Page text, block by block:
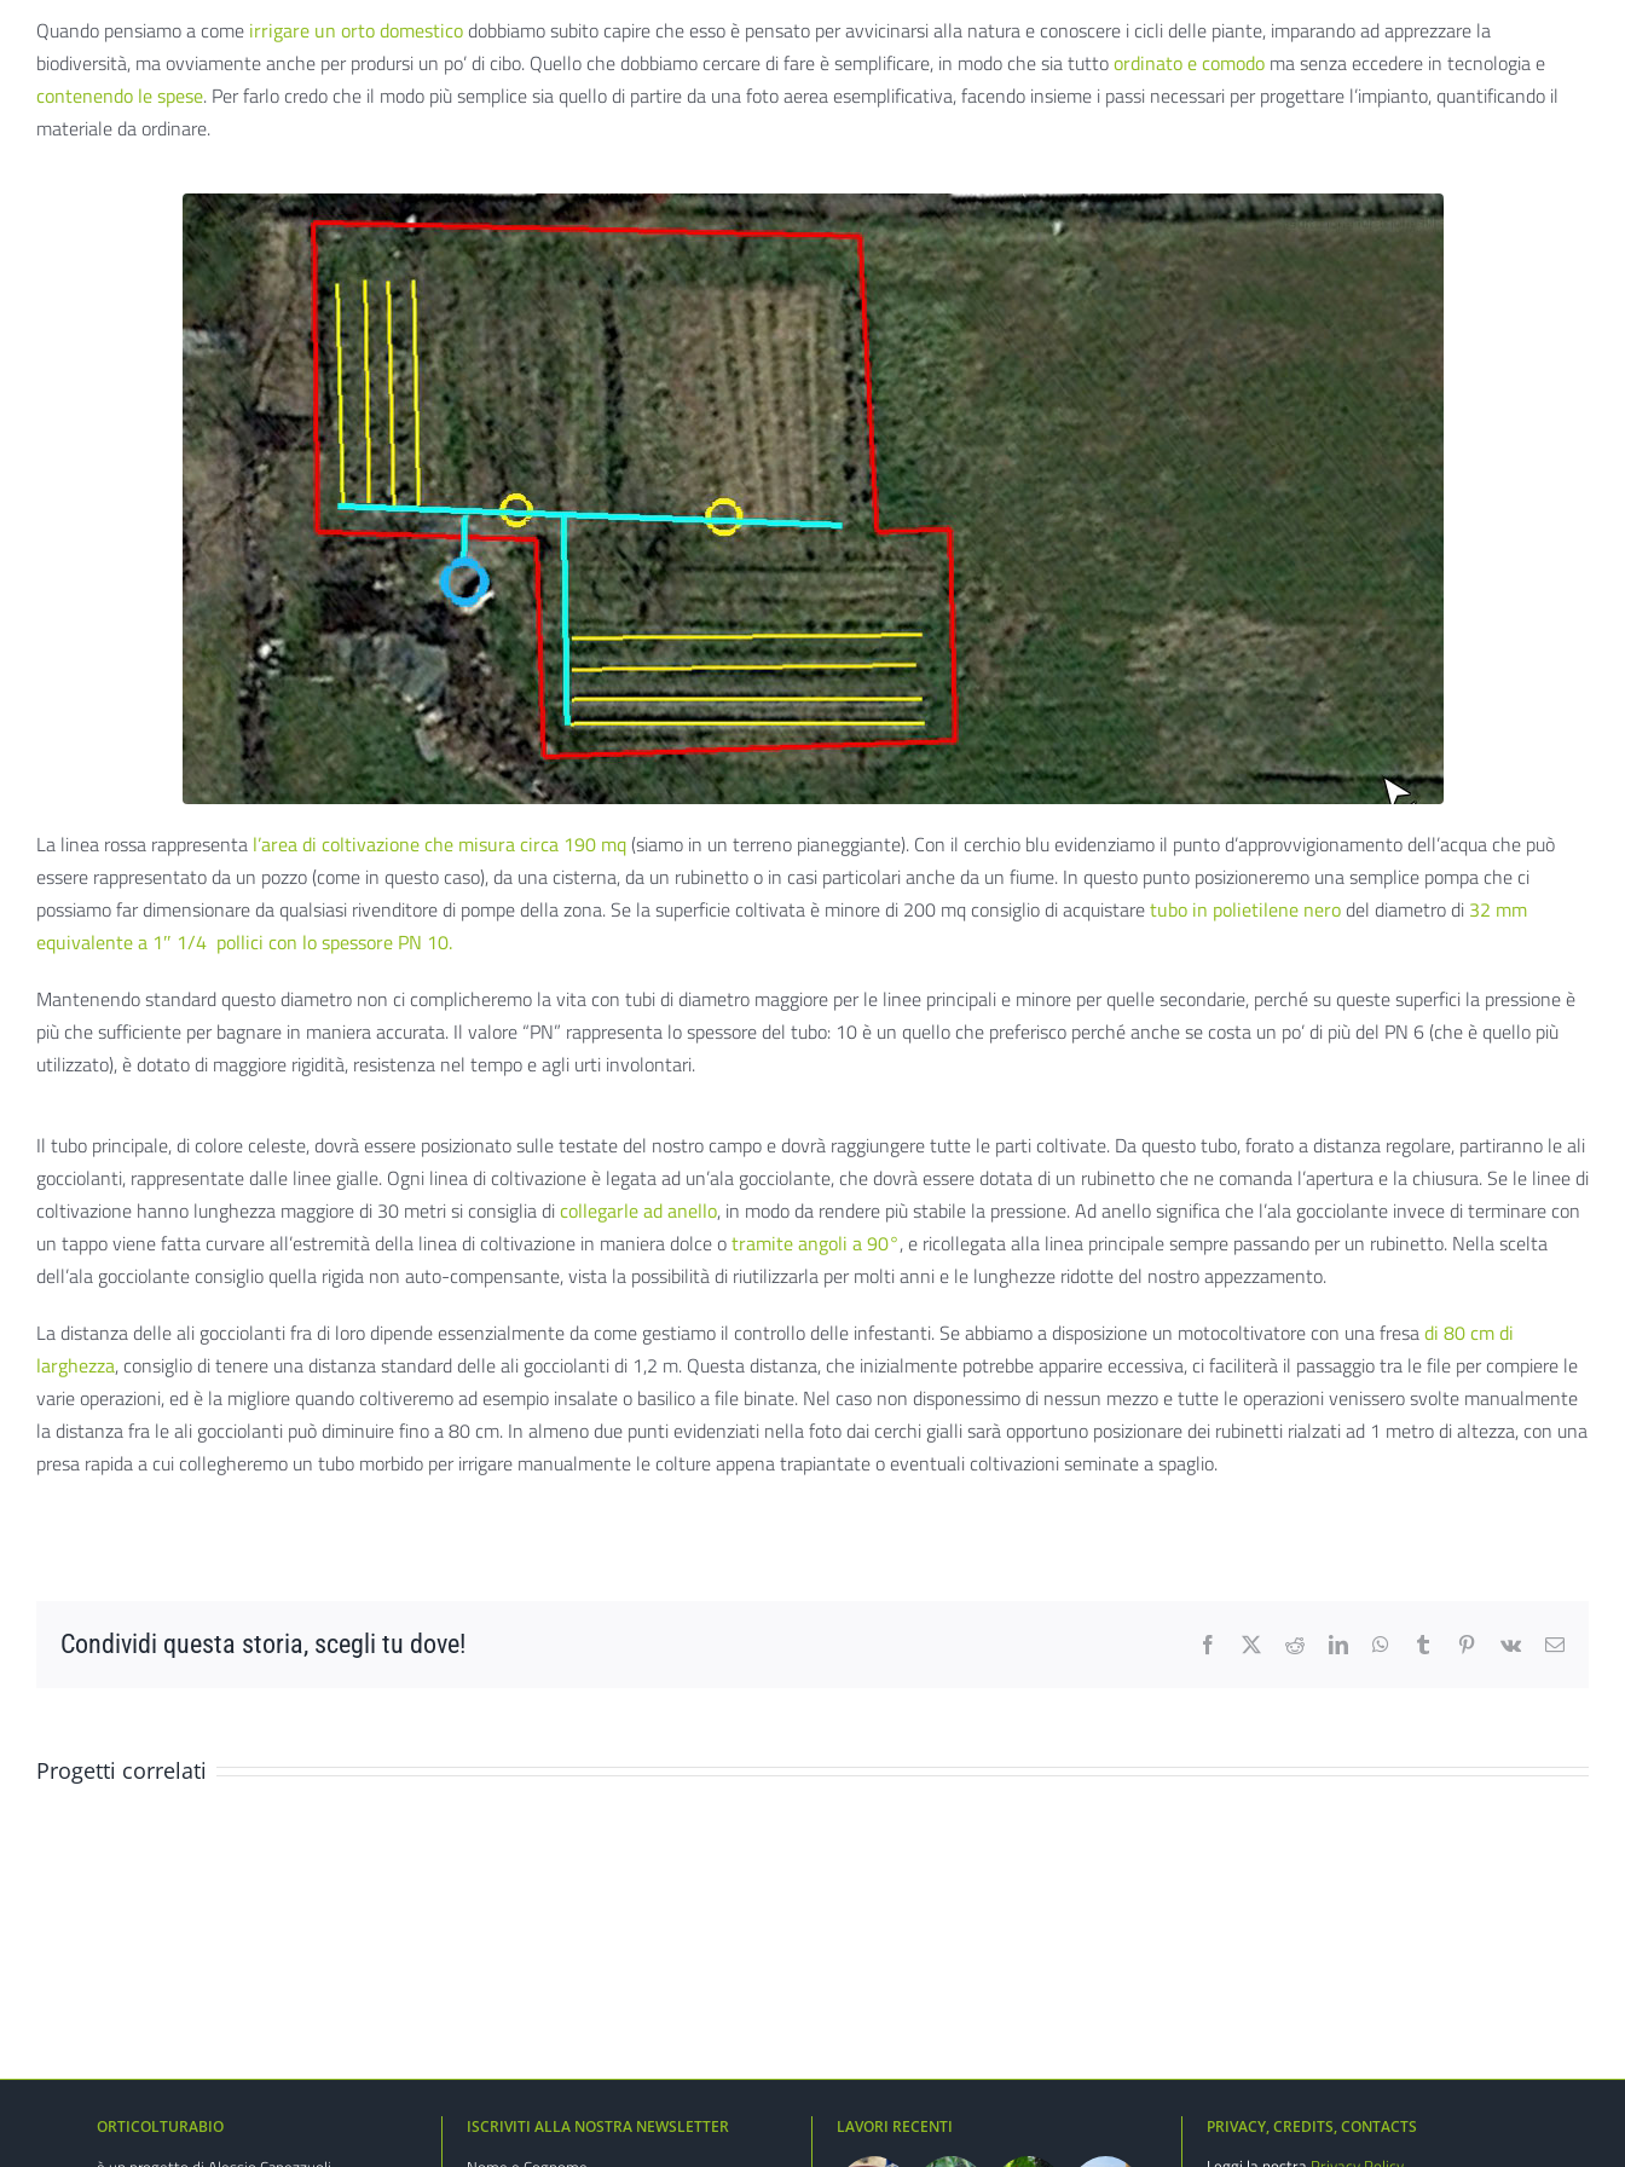
Quando pensiamo a come irrigare un orto domesticodobbiamo subito capire che esso è pensato per avvicinarsi alla natura e conoscere i cicli delle piante, imparando ad apprezzare la
biodiversità, ma ovviamente anche per prodursi un po’ di cibo. Quello che dobbiamo cercare di fare è semplificare, in modo che sia tuttoordinato e comodo ma senza eccedere in tecnologia e
contenendo le spese. Per farlo credo che il modo più semplice sia quello di partire da una foto aerea esemplificativa, facendo insieme i passi necessari per progettare l’impianto, quantificando il
materiale da ordinare.
La linea rossa rappresenta l’area di coltivazione che misura circa 190 mq (siamo in un terreno pianeggiante). Con il cerchio blu evidenziamo il punto d’approvvigionamento dell’acqua che può
essere rappresentato da un pozzo (come in questo caso), da una cisterna, da un rubinetto o in casi particolari anche da un fiume. In questo punto posizioneremo una semplice pompa che ci
possiamo far dimensionare da qualsiasi rivenditore di pompe della zona. Se la superficie coltivata è minore di 200 mq consiglio di acquistaretubo in polietilene nerodel diametro di 32 mm
equivalente a 1″ 1/4 pollici con lo spessore PN 10.
Mantenendo standard questo diametro non ci complicheremo la vita con tubi di diametro maggiore per le linee principali e minore per quelle secondarie, perché su queste superfici la pressione è
più che sufficiente per bagnare in maniera accurata. Il valore “PN” rappresenta lo spessore del tubo: 10 è un quello che preferisco perché anche se costa un po’ di più del PN 6 (che è quello più
utilizzato), è dotato di maggiore rigidità, resistenza nel tempo e agli urti involontari.
Il tubo principale, di colore celeste, dovrà essere posizionato sulle testate del nostro campo e dovrà raggiungere tutte le parti coltivate. Da questo tubo, forato a distanza regolare, partiranno le ali
gocciolanti, rappresentate dalle linee gialle. Ogni linea di coltivazione è legata ad un’ala gocciolante, che dovrà essere dotata di un rubinetto che ne comanda l’apertura e la chiusura. Se le linee di
coltivazione hanno lunghezza maggiore di 30 metri si consiglia dicollegarle ad anello, in modo da rendere più stabile la pressione. Ad anello significa che l’ala gocciolante invece di terminare con
un tappo viene fatta curvare all’estremità della linea di coltivazione in maniera dolce otramite angoli a 90°, e ricollegata alla linea principale sempre passando per un rubinetto. Nella scelta
dell’ala gocciolante consiglio quella rigida non auto-compensante, vista la possibilità di riutilizzarla per molti anni e le lunghezze ridotte del nostro appezzamento.
La distanza delle ali gocciolanti fra di loro dipende essenzialmente da come gestiamo il controllo delle infestanti. Se abbiamo a disposizione un motocoltivatore con una fresadi 80 cm di
larghezza, consiglio di tenere una distanza standard delle ali gocciolanti di 1,2 m. Questa distanza, che inizialmente potrebbe apparire eccessiva, ci faciliterà il passaggio tra le file per compiere le
varie operazioni, ed è la migliore quando coltiveremo ad esempio insalate o basilico a file binate. Nel caso non disponessimo di nessun mezzo e tutte le operazioni venissero svolte manualmente
la distanza fra le ali gocciolanti può diminuire fino a 80 cm. In almeno due punti evidenziati nella foto dai cerchi gialli sarà opportuno posizionare dei rubinetti rialzati ad 1 metro di altezza, con una
presa rapida a cui collegheremo un tubo morbido per irrigare manualmente le colture appena trapiantate o eventuali coltivazioni seminate a spaglio.
Condividi questa storia, scegli tu dove! Facebook RedditLinkedInWhatsApp
Tumblr Pinterest
Vk Email
Progetti correlati
ORTICOLTURABIO ISCRIVITI ALLA NOSTRA NEWSLETTER LAVORI RECENTI PRIVACY, CREDITS, CONTACTS